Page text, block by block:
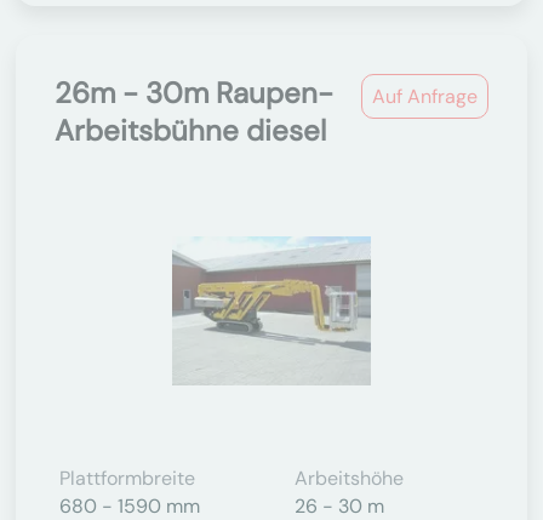
Auf Anfrage
26m - 30m Raupen-
Arbeitsbühne diesel
Plattformbreite
680 - 1590 mm
Arbeitshöhe
26 - 30 m